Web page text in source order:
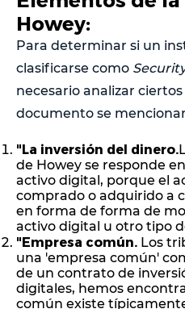
Howey:
Para determinar si un
clasificarse como
necesario analizar ciertos
documento se
"La inversión del dinero.
de Howey se responde
activo digital, porque el
comprado o adquirido a
en forma de forma de
activo digital u otro tipo
"Empresa común. Los
una 'empresa común'
de un contrato de
digitales, hemos
común existe